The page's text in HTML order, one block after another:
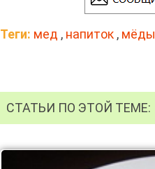
Теги: мед , напиток , мёды
СТАТЬИ ПО ЭТОЙ ТЕМЕ: